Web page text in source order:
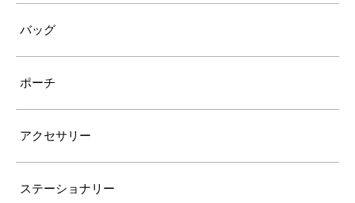
バッグ
ポーチ
アクセサリー
ステーショナリー